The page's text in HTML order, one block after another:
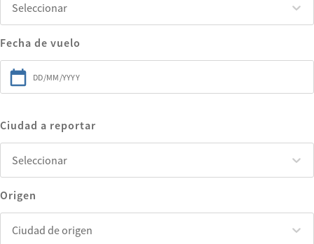
Seleccionar
Fecha de vuelo
Ciudad a reportar
Seleccionar
Origen
Ciudad de origen